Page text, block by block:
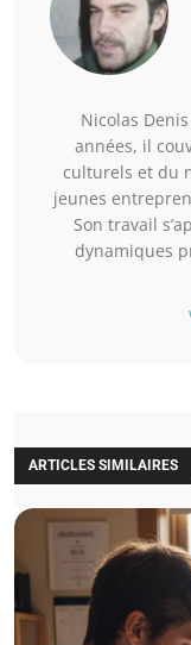
Nicolas
années, il
culturels et du
jeunes
Son travail
dynamiques
ARTICLES SIMILAIRES